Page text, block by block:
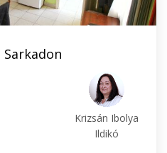
Sarkadon
Krizsán Ibolya
Ildikó